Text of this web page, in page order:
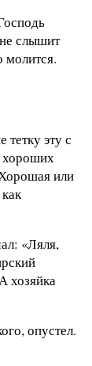
слышит
молится.
эту с
хороших
или
«Ляля,
хозяйка
опустел.